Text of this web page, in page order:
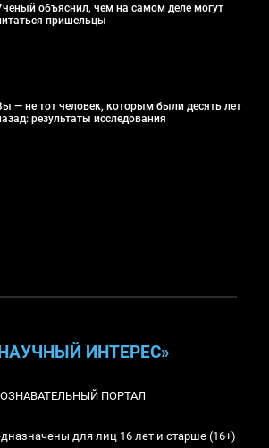
объяснил, чем на самом деле могут
пришельцы
— не тот человек, которым были десять лет
результаты исследования
ИНТЕРЕС»
ПОРТАЛ
для лиц 16 лет и старше (16+)